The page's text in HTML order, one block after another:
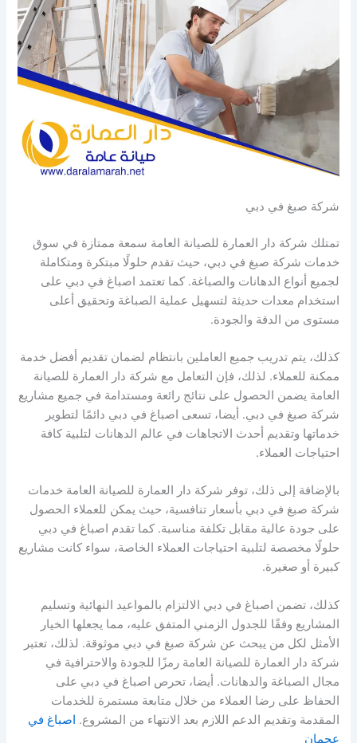
شركة صبغ في دبي
تمتلك شركة دار العمارة للصيانة العامة سمعة ممتازة في سوق
خدمات شركة صبغ في دبي، حيث تقدم حلولًا مبتكرة ومتكاملة
لجميع أنواع الدهانات والصباغة. كما تعتمد اصباغ في دبي على
استخدام معدات حديثة لتسهيل عملية الصباغة وتحقيق أعلى
مستوى من الدقة والجودة.
كذلك، يتم تدريب جميع العاملين بانتظام لضمان تقديم أفضل خدمة
ممكنة للعملاء. لذلك، فإن التعامل مع شركة دار العمارة للصيانة
العامة يضمن الحصول على نتائج رائعة ومستدامة في جميع مشاريع
شركة صبغ في دبي. أيضا، تسعى اصباغ في دبي دائمًا لتطوير
خدماتها وتقديم أحدث الاتجاهات في عالم الدهانات لتلبية كافة
احتياجات العملاء.
بالإضافة إلى ذلك، توفر شركة دار العمارة للصيانة العامة خدمات
شركة صبغ في دبي بأسعار تنافسية، حيث يمكن للعملاء الحصول
على جودة عالية مقابل تكلفة مناسبة. كما تقدم اصباغ في دبي
حلولًا مخصصة لتلبية احتياجات العملاء الخاصة، سواء كانت مشاريع
كبيرة أو صغيرة.
كذلك، تضمن اصباغ في دبي الالتزام بالمواعيد النهائية وتسليم
المشاريع وفقًا للجدول الزمني المتفق عليه، مما يجعلها الخيار
الأمثل لكل من يبحث عن شركة صبغ في دبي موثوقة. لذلك، تعتبر
شركة دار العمارة للصيانة العامة رمزًا للجودة والاحترافية في
مجال الصباغة والدهانات. أيضا، تحرص اصباغ في دبي على
الحفاظ على رضا العملاء من خلال متابعة مستمرة للخدمات
المقدمة وتقديم الدعم اللازم بعد الانتهاء من المشروع. اصباغ في
عجمان